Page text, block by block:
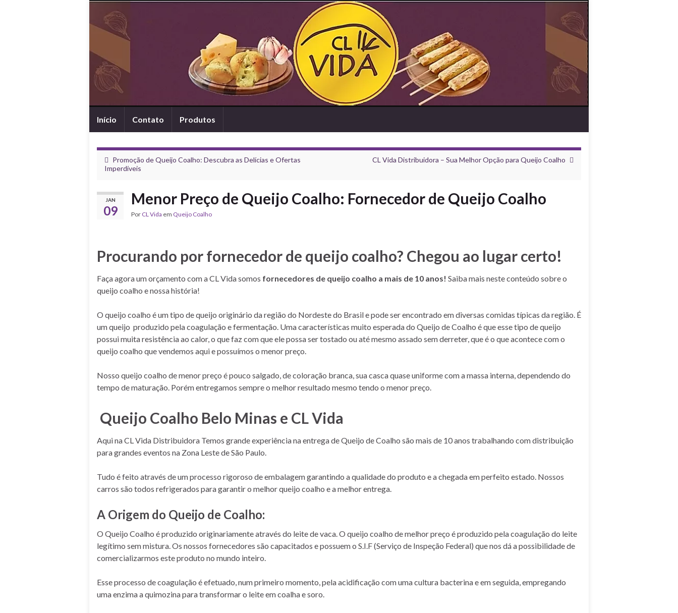
Início Contato Produtos
Promoção de Queijo Coalho: Descubra as Delícias e Ofertas
Imperdíveis
CL Vida Distribuidora – Sua Melhor Opção para Queijo Coalho
JAN
09
Menor Preço de Queijo Coalho: Fornecedor de Queijo Coalho
Por CL Vida em Queijo Coalho
Procurando por fornecedor de queijo coalho? Chegou ao lugar certo!
Faça agora um orçamento com a CL Vida somos fornecedores de queijo coalho a mais de 10 anos! Saiba mais neste conteúdo sobre o
queijo coalho e nossa história!
O queijo coalho é um tipo de queijo originário da região do Nordeste do Brasil e pode ser encontrado em diversas comidas típicas da região. É
um queijo produzido pela coagulação e fermentação. Uma características muito esperada do Queijo de Coalho é que esse tipo de queijo
possui muita resistência ao calor, o que faz com que ele possa ser tostado ou até mesmo assado sem derreter, que é o que acontece com o
queijo coalho que vendemos aqui e possuímos o menor preço.
Nosso queijo coalho de menor preço é pouco salgado, de coloração branca, sua casca quase uniforme com a massa interna, dependendo do
tempo de maturação. Porém entregamos sempre o melhor resultado mesmo tendo o menor preço.
Queijo Coalho Belo Minas e CL Vida
Aqui na CL Vida Distribuidora Temos grande experiência na entrega de Queijo de Coalho são mais de 10 anos trabalhando com distribuição
para grandes eventos na Zona Leste de São Paulo.
Tudo é feito através de um processo rigoroso de embalagem garantindo a qualidade do produto e a chegada em perfeito estado. Nossos
carros são todos refrigerados para garantir o melhor queijo coalho e a melhor entrega.
A Origem do Queijo de Coalho:
O Queijo Coalho é produzido originariamente através do leite de vaca. O queijo coalho de melhor preço é produzido pela coagulação do leite
legítimo sem mistura. Os nossos fornecedores são capacitados e possuem o S.I.F (Serviço de Inspeção Federal) que nos dá a possibilidade de
comercializarmos este produto no mundo inteiro.
Esse processo de coagulação é efetuado, num primeiro momento, pela acidificação com uma cultura bacterina e em seguida, empregando
uma enzima a quimozina para transformar o leite em coalha e soro.